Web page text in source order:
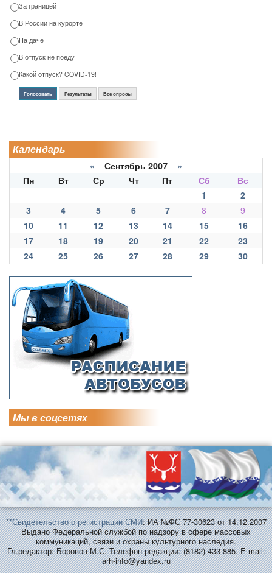
За границей
В России на курорте
На даче
В отпуск не поеду
Какой отпуск? COVID-19!
Голосовать Результаты Все опросы
Календарь
« Сентябрь 2007 »
Пн
Вт Ср Чт Пт Сб
Вс
1
2
3
4 5 6 7 8
9
10
11 12 13 14 15
16
17
18 19 20 21 22
23
24
25 26 27 28 29 30
Мы в соцсетях
**Свидетельство о регистрации СМИ: ИА №ФС 77-30623 от 14.12.2007
Выдано Федеральной службой по надзору в сфере массовых
коммуникаций, связи и охраны культурного наследия.
Гл.редактор: Боровов М.С. Телефон редакции: (8182) 433-885. E-mail:
arh-info@yandex.ru